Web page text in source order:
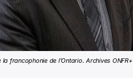
francophonie de l’Ontario. Archives ONFR+